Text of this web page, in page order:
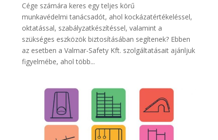
Cége számára keres egy teljes körű
munkavédelmi tanácsadót, ahol kockázatértékeléssel,
oktatással, szabályzatkészítéssel, valamint a
szükséges eszközök biztosításában segítenek? Ebben
az esetben a Valmar-Safety Kft. szolgáltatásait ajánljuk
figyelmébe, ahol több...